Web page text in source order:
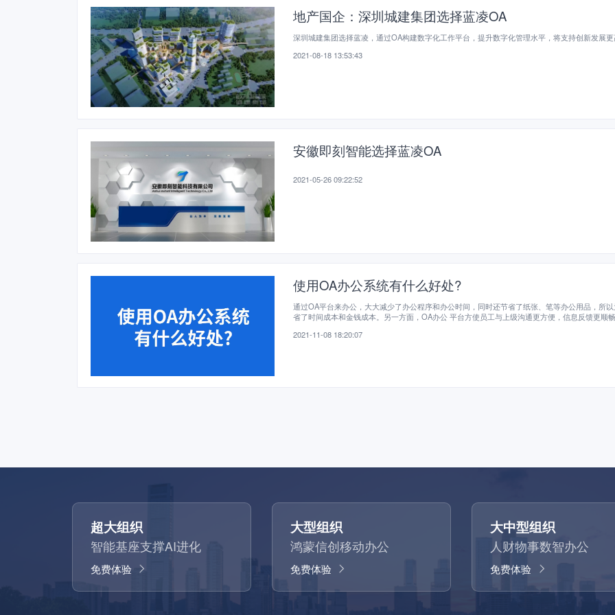
地产国企：深圳城建集团选择蓝凌OA
深圳城建集团选择蓝凌，通过OA构建数字化工作平台，提升数字化管理水平，将支持创新发展更
2021-08-18 13:53:43
安徽即刻智能选择蓝凌OA
2021-05-26 09:22:52
使用OA办公系统有什么好处?
通过OA平台来办公，大大减少了办公程序和办公时间，同时还节省了纸张、笔等办公用品，所
省了时间成本和金钱成本。另一方面，OA办公 平台方使员工与上级沟通更方便，信息反馈更顺
2021-11-08 18:20:07
超大组织
智能基座支撑AI进化
免费体验
大型组织
鸿蒙信创移动办公
免费体验
大中型组织
人财物事数智办公
免费体验